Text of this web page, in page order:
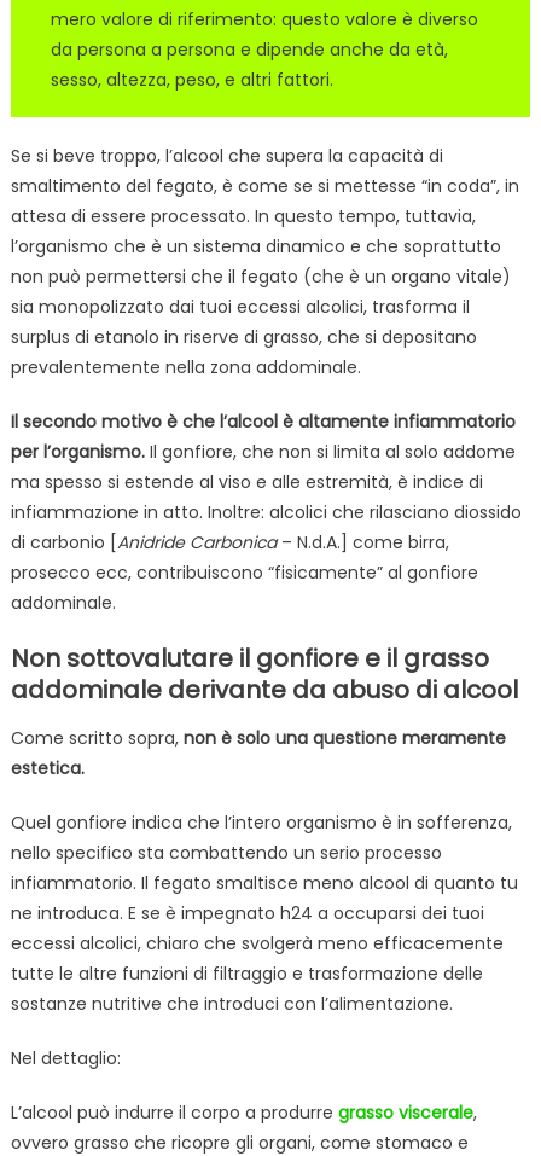
mero valore di riferimento: questo valore è diverso
da persona a persona e dipende anche da età,
sesso, altezza, peso, e altri fattori.
Se si beve troppo, l’alcool che supera la capacità di
smaltimento del fegato, è come se si mettesse “in coda”, in
attesa di essere processato. In questo tempo, tuttavia,
l’organismo che è un sistema dinamico e che soprattutto
non può permettersi che il fegato (che è un organo vitale)
sia monopolizzato dai tuoi eccessi alcolici, trasforma il
surplus di etanolo in riserve di grasso, che si depositano
prevalentemente nella zona addominale.
Il secondo motivo è che l’alcool è altamente infiammatorio
per l’organismo.Il gonfiore, che non si limita al solo addome
ma spesso si estende al viso e alle estremità, è indice di
infiammazione in atto. Inoltre: alcolici che rilasciano diossido
di carbonio [Anidride Carbonica– N.d.A.] come birra,
prosecco ecc, contribuiscono “fisicamente” al gonfiore
addominale.
Non sottovalutare il gonfiore e il grasso
addominale derivante da abuso di alcool
Come scritto sopra, non è solo una questione meramente
estetica.
Quel gonfiore indica che l’intero organismo è in sofferenza,
nello specifico sta combattendo un serio processo
infiammatorio. Il fegato smaltisce meno alcool di quanto tu
ne introduca. E se è impegnato h24 a occuparsi dei tuoi
eccessi alcolici, chiaro che svolgerà meno efficacemente
tutte le altre funzioni di filtraggio e trasformazione delle
sostanze nutritive che introduci con l’alimentazione.
Nel dettaglio:
L’alcool può indurre il corpo a produrre grasso viscerale,
ovvero grasso che ricopre gli organi, come stomaco e